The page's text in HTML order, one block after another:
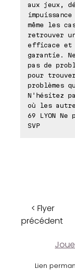
aux jeux,
même les
retrouver
efficace et
garantie.
pas de
pour
problèmes
N'hésitez
où les
69 LYON
SVP
< Flyer
précédent
Lien